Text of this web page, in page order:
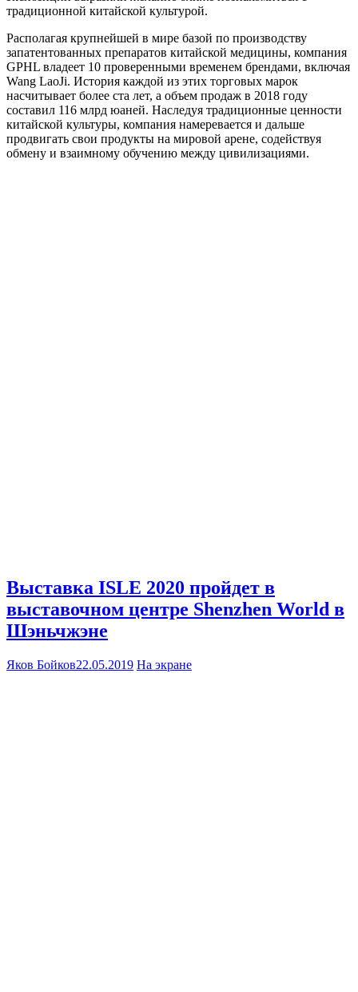
традиционной китайской культурой.
Располагая крупнейшей в мире базой по производству
запатентованных препаратов китайской медицины, компания
GPHL владеет 10 проверенными временем брендами, включая
Wang LaoJi. История каждой из этих торговых марок
насчитывает более ста лет, а объем продаж в 2018 году
составил 116 млрд юаней. Наследуя традиционные ценности
китайской культуры, компания намеревается и дальше
продвигать свои продукты на мировой арене, содействуя
обмену и взаимному обучению между цивилизациями.
Выставка ISLE 2020 пройдет в
выставочном центре Shenzhen World в
Шэньчжэне
Яков Бойков22.05.2019 На экране